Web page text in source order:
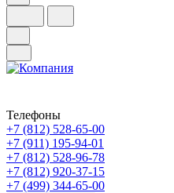
Телефоны
+7 (812) 528-65-00
+7 (911) 195-94-01
+7 (812) 528-96-78
+7 (812) 920-37-15
+7 (499) 344-65-00